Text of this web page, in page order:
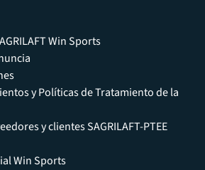
Win Sports
y Políticas de Tratamiento de la
y clientes SAGRILAFT-PTEE
Win Sports